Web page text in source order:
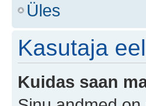
Üles
Kasutaja
Kuidas saan